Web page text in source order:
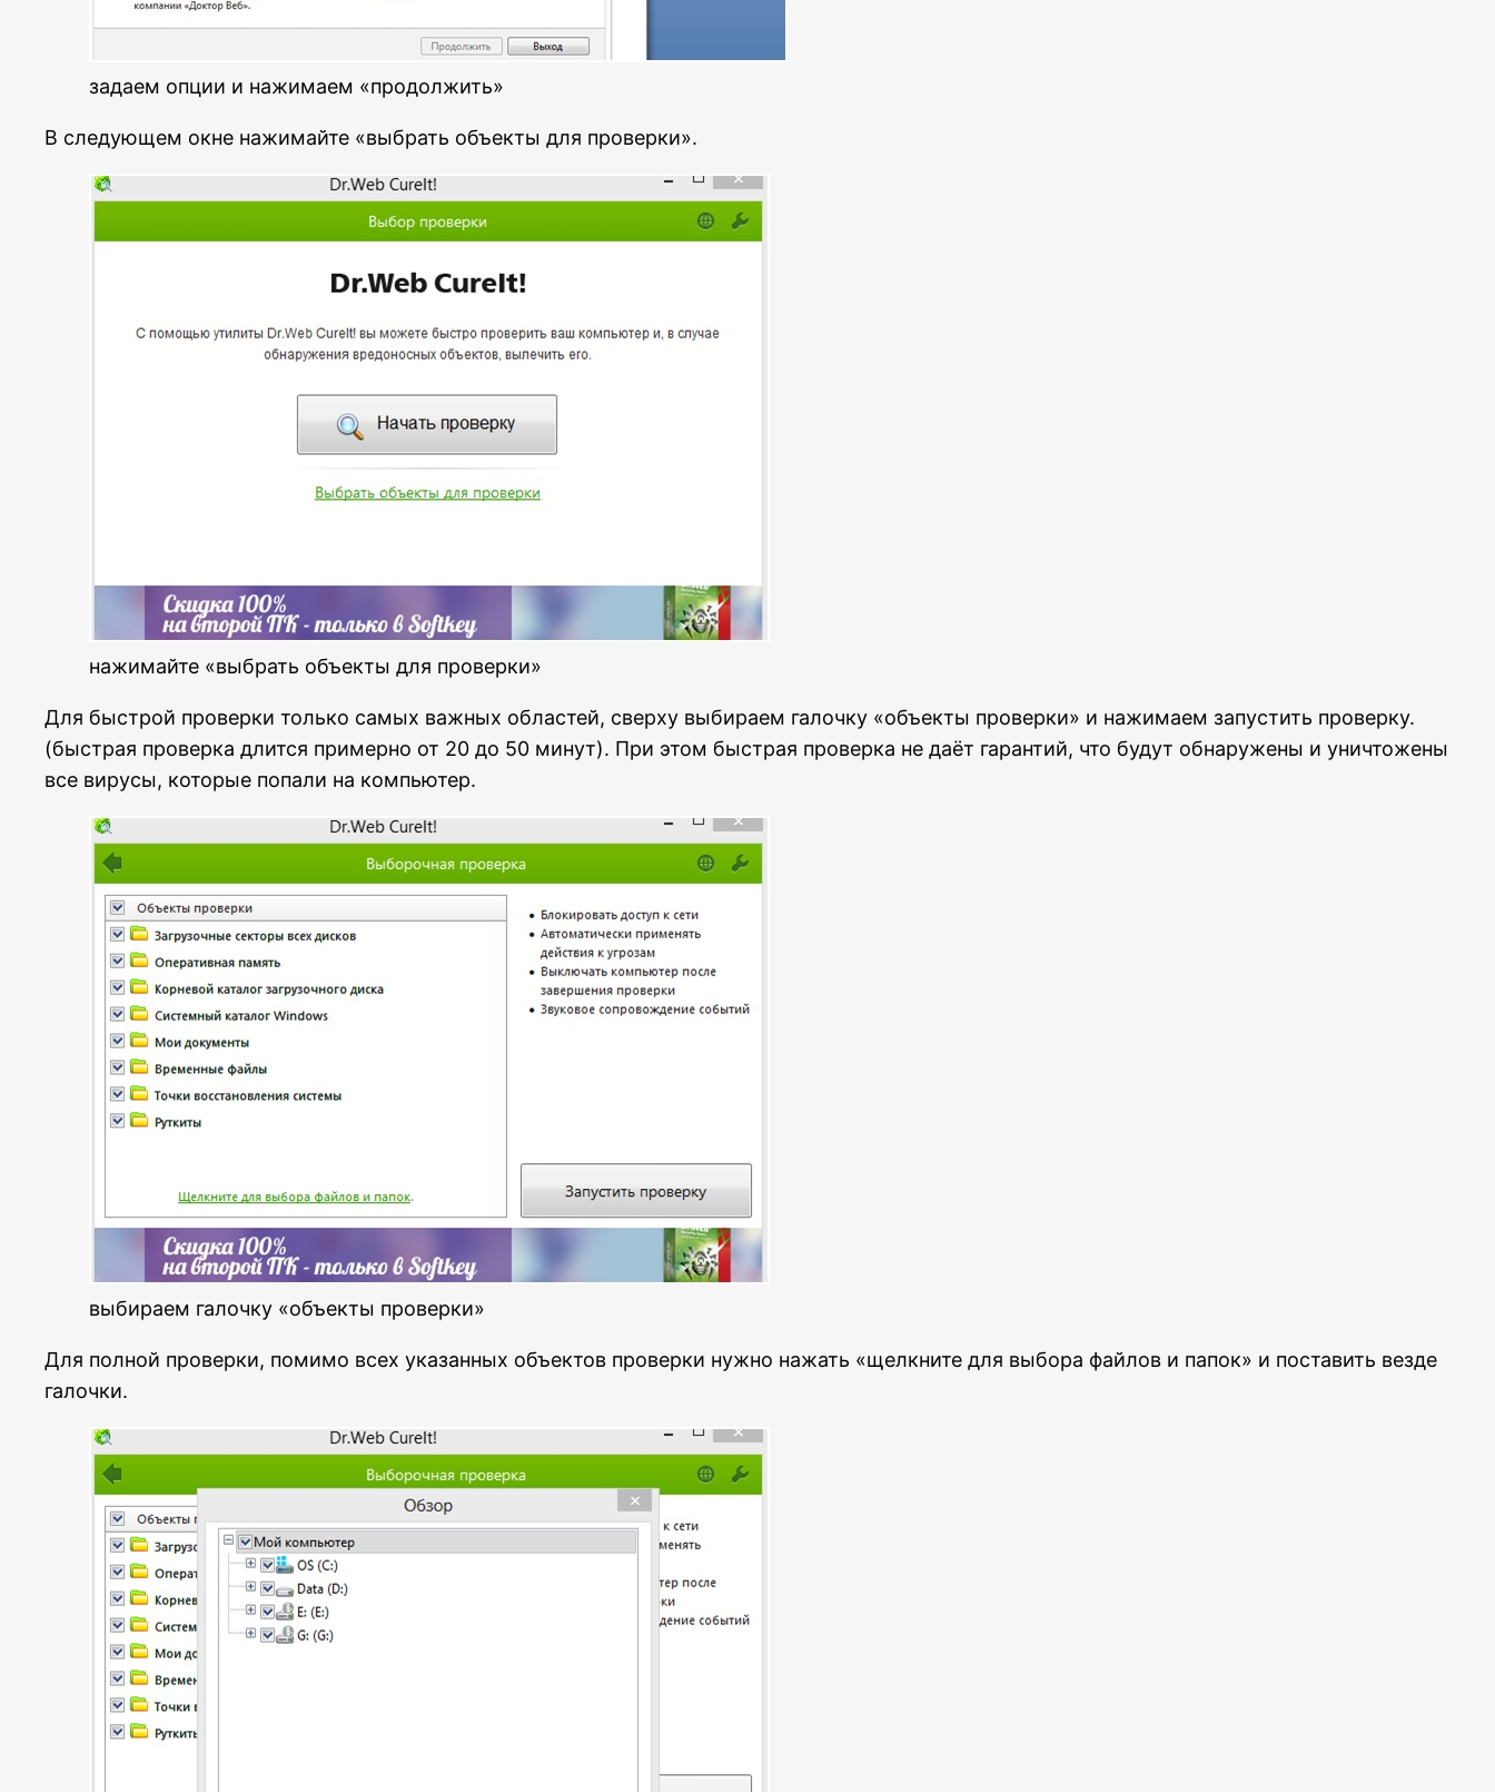
задаем опции и нажимаем «продолжить»
В следующем окне нажимайте «выбрать объекты для проверки».
нажимайте «выбрать объекты для проверки»
Для быстрой проверки только самых важных областей, сверху выбираем галочку «объекты проверки» и нажимаем запустить проверку.
(быстрая проверка длится примерно от 20 до 50 минут). При этом быстрая проверка не даёт гарантий, что будут обнаружены и уничтожены
все вирусы, которые попали на компьютер.
выбираем галочку «объекты проверки»
Для полной проверки, помимо всех указанных объектов проверки нужно нажать «щелкните для выбора файлов и папок» и поставить везде
галочки.